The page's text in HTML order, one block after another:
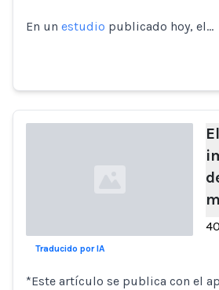
En un estudio publicado hoy, el…
Traducido por IA
*Este artículo se publica con el